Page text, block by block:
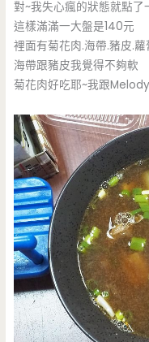
對~我失心瘋的狀態就點了
這樣滿滿一大盤是140元
裡面有菊花肉.海帶.豬皮.蘿
海帶跟豬皮我覺得不夠軟
菊花肉好吃耶~我跟